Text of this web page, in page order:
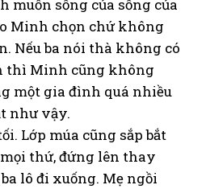
muốn sống của sống của
Minh chọn chứ không
Nếu ba nói thà không có
thì Minh cũng không
một gia đình quá nhiều
như vậy.
Lớp múa cũng sắp bắt
thứ, đứng lên thay
lô đi xuống. Mẹ ngồi